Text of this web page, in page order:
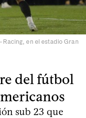
en el estadio Gran
del fútbol
sub 23 que